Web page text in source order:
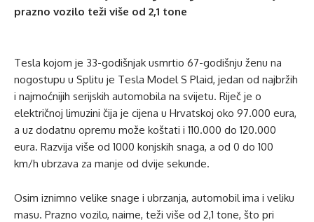
prazno vozilo teži više od 2,1 tone
Tesla kojom je 33-godišnjak usmrtio 67-godišnju ženu na
nogostupu u Splitu je Tesla Model S Plaid, jedan od najbržih
i najmoćnijih serijskih automobila na svijetu. Riječ je o
električnoj limuzini čija je cijena u Hrvatskoj oko 97.000 eura,
a uz dodatnu opremu može koštati i 110.000 do 120.000
eura. Razvija više od 1000 konjskih snaga, a od 0 do 100
km/h ubrzava za manje od dvije sekunde.
Osim iznimno velike snage i ubrzanja, automobil ima i veliku
masu. Prazno vozilo, naime, teži više od 2,1 tone, što pri